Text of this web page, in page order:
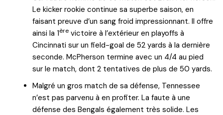
Le kicker rookie continue sa superbe saison, en
faisant preuve d’un sang froid impressionnant. Il offre
ainsi la 1ère victoire à l’extérieur en playoffs à
Cincinnati sur un field-goal de 52 yards à la dernière
seconde. McPherson termine avec un 4/4 au pied
sur le match, dont 2 tentatives de plus de 50 yards.
Malgré un gros match de sa défense, Tennessee
n’est pas parvenu à en profiter. La faute à une
défense des Bengals également très solide. Les